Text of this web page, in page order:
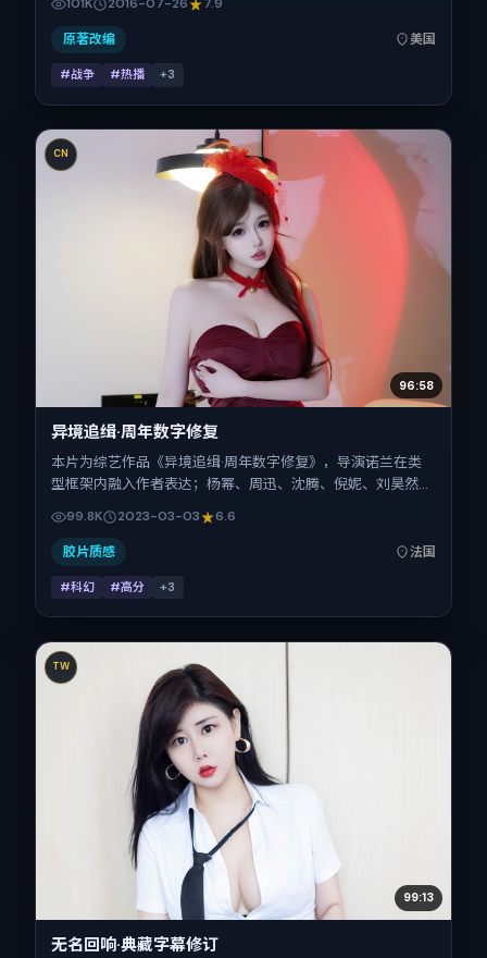
07-26 起陆续登陆院线与网络平台，暑期档公映，片长100分
钟。
101K 2016-07-26 7.9
原著改编 美国
#战争 #热播 +3
CN
96:58
异境追缉·周年数字修复
本片为综艺作品《异境追缉·周年数字修复》，导演诺兰在类
型框架内融入作者表达；杨幂、周迅、沈腾、倪妮、刘昊然、
出品背景为法国。上映时间 2023年3月3日（公映登记日
2023-03-03），全片96分钟，节奏张弛有度。
99.8K 2023-03-03 6.6
胶片质感 法国
#科幻 #高分 +3
TW
99:13
无名回响·典藏字幕修订